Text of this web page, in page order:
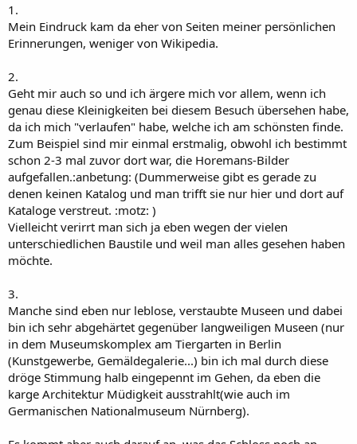
Das geht mir in München ehrlich gesagt auch so. Bei anderen
Schlössern vermisse ich die "Zeitreise" auch desöfteren.
1.
Mein Eindruck kam da eher von Seiten meiner persönlichen
Erinnerungen, weniger von Wikipedia.
2.
Geht mir auch so und ich ärgere mich vor allem, wenn ich
genau diese Kleinigkeiten bei diesem Besuch übersehen habe,
da ich mich "verlaufen" habe, welche ich am schönsten finde.
Zum Beispiel sind mir einmal erstmalig, obwohl ich bestimmt
schon 2-3 mal zuvor dort war, die Horemans-Bilder
aufgefallen.:anbetung: (Dummerweise gibt es gerade zu
denen keinen Katalog und man trifft sie nur hier und dort auf
Kataloge verstreut. :motz: )
Vielleicht verirrt man sich ja eben wegen der vielen
unterschiedlichen Baustile und weil man alles gesehen haben
möchte.
3.
Manche sind eben nur leblose, verstaubte Museen und dabei
bin ich sehr abgehärtet gegenüber langweiligen Museen (nur
in dem Museumskomplex am Tiergarten in Berlin
(Kunstgewerbe, Gemäldegalerie...) bin ich mal durch diese
dröge Stimmung halb eingepennt im Gehen, da eben die
karge Architektur Müdigkeit ausstrahlt(wie auch im
Germanischen Nationalmuseum Nürnberg).